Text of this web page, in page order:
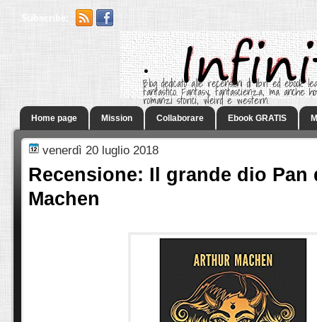
Subscribe:
.
Blog dedicato alle recensioni di libri ed ebook
fantastico. Fantasy, fantascienza, ma anche
romanzi storici, weird e western.
Home page Mission Collaborare Ebook GRATIS
venerdì 20 luglio 2018
Recensione: Il grande dio Pan
Machen